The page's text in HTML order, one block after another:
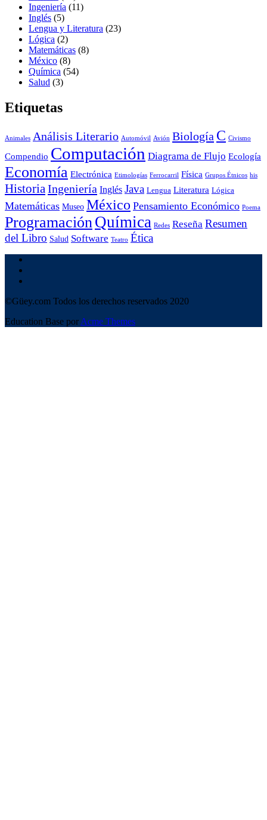
Ingeniería (11)
Inglés (5)
Lengua y Literatura (23)
Lógica (2)
Matemáticas (8)
México (8)
Química (54)
Salud (3)
Etiquetas
Animales Análisis Literario Automóvil Avión Biología C Civismo
Compendio Computación Diagrama de Flujo Ecología
Economía Electrónica Etimologías Ferrocarril Física Grupos Étnicos his
HistoriaIngeniería Inglés Java Lengua Literatura Lógica
Matemáticas Museo México Pensamiento Económico Poema
ProgramaciónQuímica Redes Reseña Resumen
del Libro Salud Software Teatro Ética
©Güey.com Todos los derechos reservados 2020
Education Base por Acme Themes